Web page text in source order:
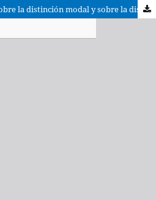
Algunas observaciones sobre la distinción modal y sobre la distinción escotística "Formalis ex natura rei"